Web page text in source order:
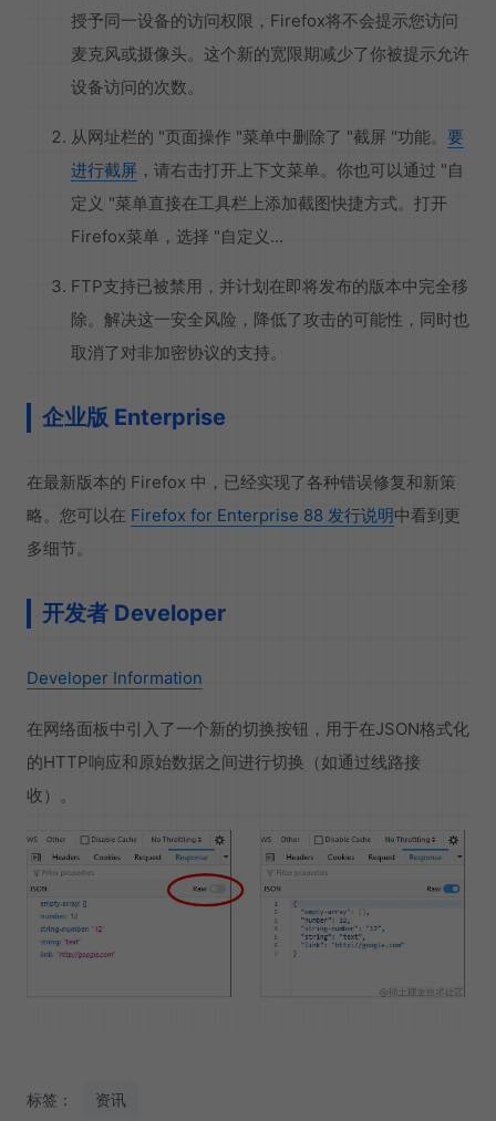
授予同一设备的访问权限，Firefox将不会提示您访问
麦克风或摄像头。这个新的宽限期减少了你被提示允许
设备访问的次数。
从网址栏的 "页面操作 "菜单中删除了 "截屏 "功能。 要
进行截屏 ，请右击打开上下文菜单。你也可以通过 "自
定义 "菜单直接在工具栏上添加截图快捷方式。打开
Firefox菜单，选择 "自定义...
FTP支持已被禁用，并计划在即将发布的版本中完全移
除。解决这一安全风险，降低了攻击的可能性，同时也
取消了对非加密协议的支持。
企业版 Enterprise
在最新版本的 Firefox 中，已经实现了各种错误修复和新策
略。您可以在 Firefox for Enterprise 88 发行说明中看到更
多细节。
开发者 Developer
Developer Information
在网络面板中引入了一个新的切换按钮，用于在JSON格式化
的HTTP响应和原始数据之间进行切换（如通过线路接
收）。
标签： 资讯